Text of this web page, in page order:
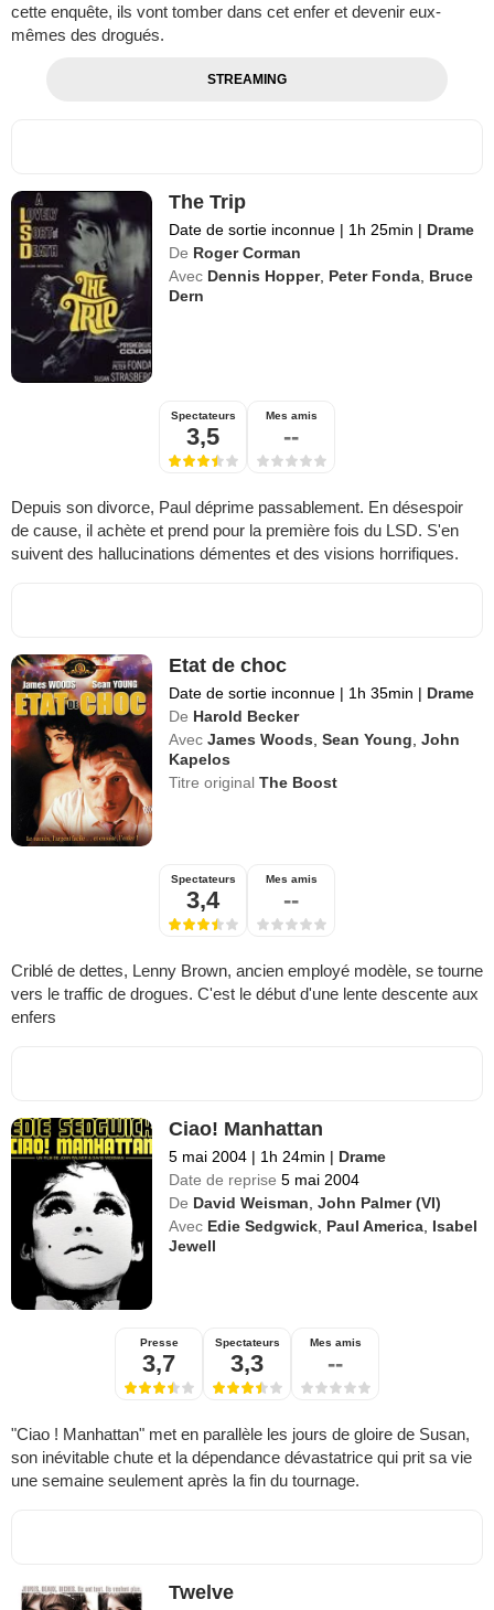
cette enquête, ils vont tomber dans cet enfer et devenir eux-
mêmes des drogués.
STREAMING
The Trip
Date de sortie inconnue | 1h 25min | Drame
De Roger Corman
Avec Dennis Hopper, Peter Fonda, Bruce
Dern
Spectateurs
3,5
Mes amis
--
Depuis son divorce, Paul déprime passablement. En désespoir
de cause, il achète et prend pour la première fois du LSD. S'en
suivent des hallucinations démentes et des visions horrifiques.
Etat de choc
Date de sortie inconnue | 1h 35min | Drame
De Harold Becker
Avec James Woods,Sean Young,John
Kapelos
Titre originalThe Boost
Spectateurs
3,4
Mes amis
--
Criblé de dettes, Lenny Brown, ancien employé modèle, se tourne
vers le traffic de drogues. C'est le début d'une lente descente aux
enfers
Ciao! Manhattan
5 mai 2004 | 1h 24min | Drame
Date de reprise 5 mai 2004
De David Weisman,John Palmer (VI)
Avec Edie Sedgwick, Paul America, Isabel
Jewell
Presse
3,7
Spectateurs
3,3
Mes amis
--
"Ciao ! Manhattan" met en parallèle les jours de gloire de Susan,
son inévitable chute et la dépendance dévastatrice qui prit sa vie
une semaine seulement après la fin du tournage.
Twelve